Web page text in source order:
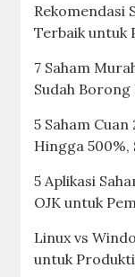
Rekomendasi
Terbaik untuk
7 Saham
Sudah Borong
5 Saham
Hingga 500%,
5 Aplikasi
OJK untuk
Linux vs
untuk